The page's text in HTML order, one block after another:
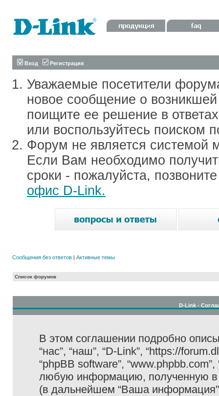
Вход Регистрация
Уважаемые посетители
новое сообщение о
поищите ее решение в
или воспользуйтесь поиском
Форум не является системой
Если Вам необходимо
сроки - пожалуйста,
офис D-Link.
Сообщения без ответов | Активные темы
Список форумов
D-Link -
В этом соглашении подробно
“нас”, “наш”, “D-Link”, “https://
“phpBB software”,
любую информацию, полученную в
(в дальнейшем “Ваша